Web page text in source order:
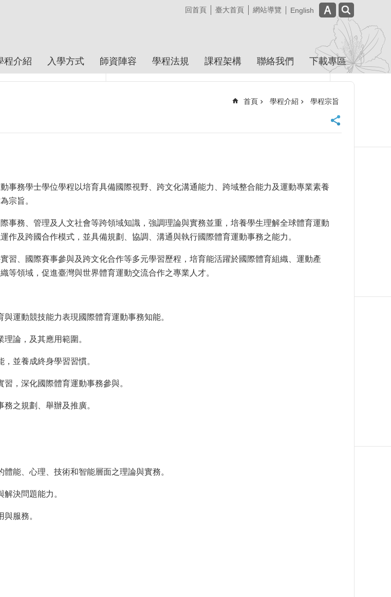
回首頁 臺大首頁 網站導覽 English
程介紹 入學方式 師資陣容 學程法規 課程架構 聯絡我們 下載專區
首頁 學程介紹 學程宗旨
事務學士學位學程以培育具備國際視野、跨文化溝通能力、跨域整合能力及運動專業素養
宗旨。
事務、管理及人文社會等跨領域知識，強調理論與實務並重，培養學生理解全球體育運動
作及跨國合作模式，並具備規劃、協調、溝通與執行國際體育運動事務之能力。
習、國際賽事參與及跨文化合作等多元學習歷程，培育能活躍於國際體育組織、運動產
等領域，促進臺灣與世界體育運動交流合作之專業人才。
現國際體育運動事務知能。
論，及其應用範圍。
學習習慣。
育運動事務參與。
辦及推廣。
和智能層面之理論與實務。
能力。
。